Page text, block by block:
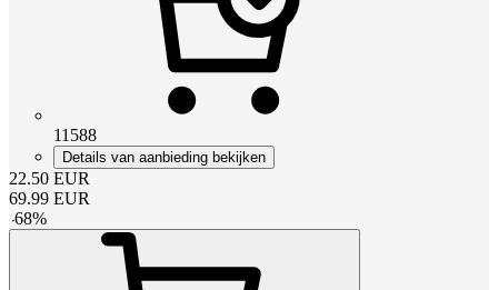
11588
Details van aanbieding bekijken
22.50 EUR
69.99 EUR
-68%